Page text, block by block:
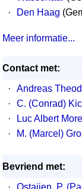
·
Den Haag
Meer informatie...
Contact met:
·
Andreas
·
C. (Conrad)
·
Luc Albert
·
M. (Marcel)
Bevriend met:
·
Ostaijen, P.